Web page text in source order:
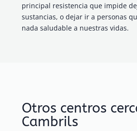
principal resistencia que impide
sustancias, o dejar ir a personas
nada saludable a nuestras vidas.
Otros centros
Cambrils